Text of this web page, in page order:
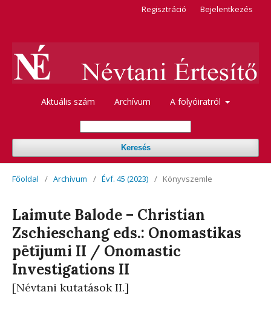
Aktuális szám Archívum A folyóiratról
Keresés
Regisztráció Bejelentkezés
Főoldal / Archívum / Évf. 45 (2023) / Könyvszemle
Laimute Balode – Christian
Zschieschang eds.: Onomastikas
pētījumi II / Onomastic
Investigations II
[Névtani kutatások II.]